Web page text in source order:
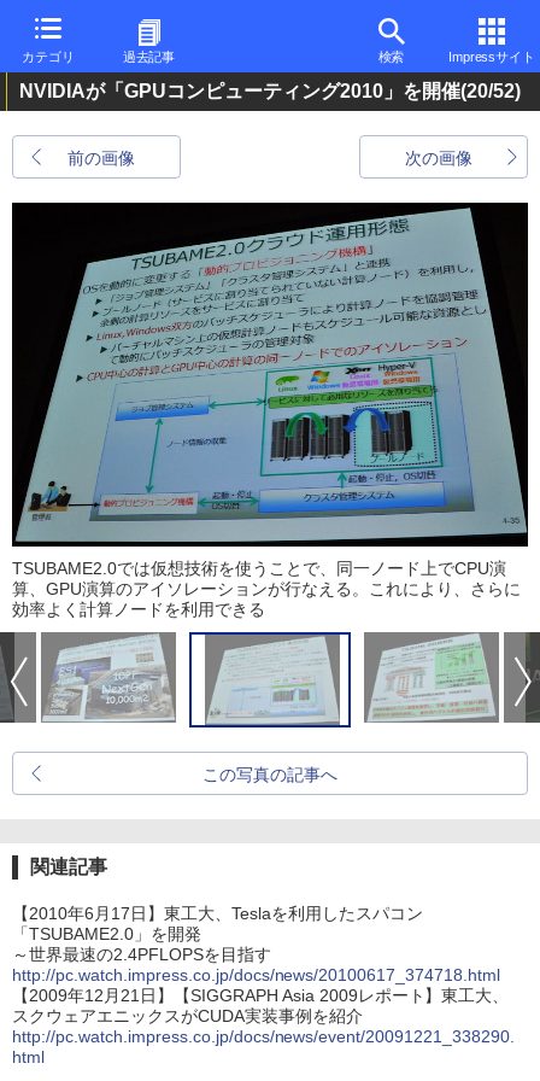
カテゴリ 過去記事 検索 Impressサイト
NVIDIAが「GPUコンピューティング2010」を開催(20/52)
前の画像 次の画像
TSUBAME2.0では仮想技術を使うことで、同一ノード上でCPU演
算、GPU演算のアイソレーションが行なえる。これにより、さらに
効率よく計算ノードを利用できる
この写真の記事へ
関連記事
【2010年6月17日】東工大、Teslaを利用したスパコン
「TSUBAME2.0」を開発
～世界最速の2.4PFLOPSを目指す
http://pc.watch.impress.co.jp/docs/news/20100617_374718.html
【2009年12月21日】【SIGGRAPH Asia 2009レポート】東工大、
スクウェアエニックスがCUDA実装事例を紹介
http://pc.watch.impress.co.jp/docs/news/event/20091221_338290.
html